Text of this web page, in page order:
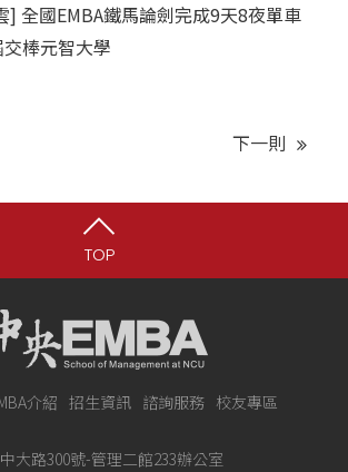
全國EMBA鐵馬論劍完成9天8夜單車
棒元智大學
下一則
TOP
介紹 招生資訊 諮詢服務 校友專區
大路300號-管理二館233辦公室